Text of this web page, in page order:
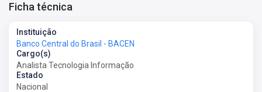
Ficha técnica
Instituição
Banco Central do Brasil - BACEN
Cargo(s)
Analista Tecnologia Informação
Estado
Nacional